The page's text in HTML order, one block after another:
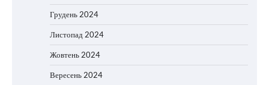
Грудень 2024
Листопад 2024
Жовтень 2024
Вересень 2024